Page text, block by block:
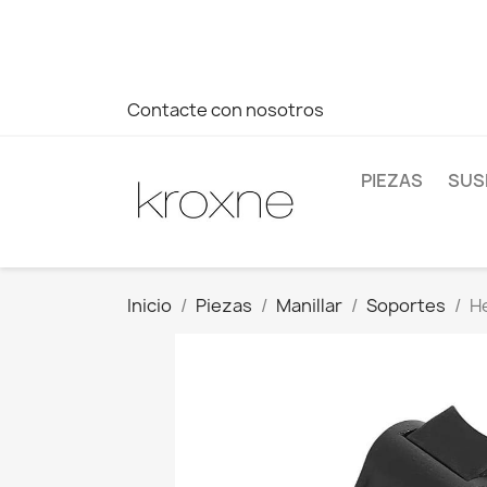
Contacte con nosotros
PIEZAS
Inicio Piezas Manillar Soportes